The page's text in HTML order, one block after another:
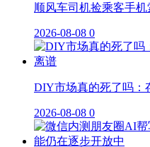
顺风车司机捡乘客手
2026-08-08 0
DIY市场真的死了吗：
2026-08-08 0